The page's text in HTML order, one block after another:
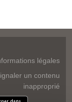
légales
un contenu
inapproprié